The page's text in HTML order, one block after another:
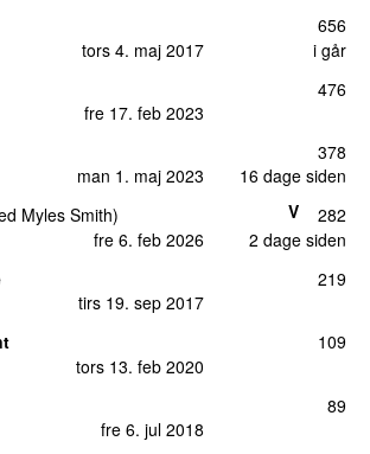
tors 4. maj 2017
i går
656
fre 17. feb 2023
476
man 1. maj 2023
16 dage siden
378
Myles Smith)
fre 6. feb 2026
2 dage siden
V 282
tirs 19. sep 2017
219
tors 13. feb 2020
109
fre 6. jul 2018
89